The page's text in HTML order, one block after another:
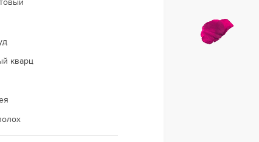
кварц